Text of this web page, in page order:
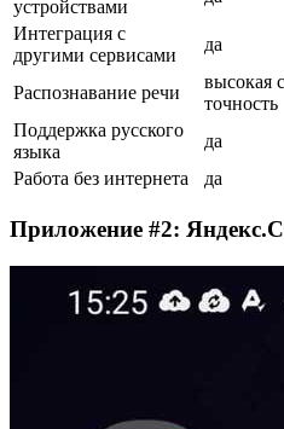
устройствами
Интеграция с
другими сервисами
да
Распознавание речи
высокая
точность
Поддержка русского
языка
да
Работа без интернета
да
Приложение #2: